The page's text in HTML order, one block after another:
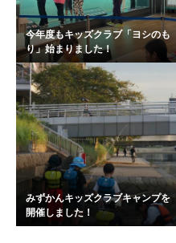
今年度もキッズクラブ「ヨシのも
り」始まりました！
みずかんキッズクラブキャンプを
開催しました！